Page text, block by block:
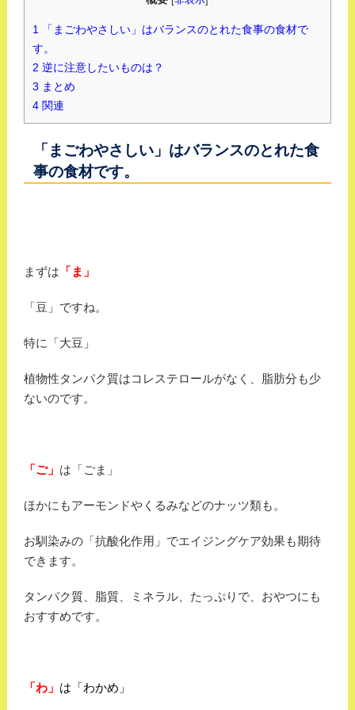
1「まごわやさしい」はバランスのとれた食事の食材で
す。
2 逆に注意したいものは？
3 まとめ
4関連
「まごわやさしい」はバランスのとれた食
事の食材です。
まずは 「ま」
「豆」ですね。
特に「大豆」
植物性タンパク質はコレステロールがなく、脂肪分も少
ないのです。
「ご」 は「ごま」
ほかにもアーモンドやくるみなどのナッツ類も。
お馴染みの「抗酸化作用」でエイジングケア効果も期待
できます。
タンパク質、脂質、ミネラル、たっぷりで、おやつにも
おすすめです。
「わ」 は「わかめ」